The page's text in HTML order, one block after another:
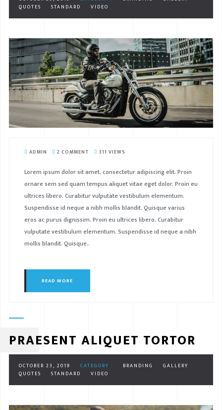
QUOTES
STANDARD VIDEO
ADMIN 2 COMMENT 311 VIEWS
Lorem ipsum dolor sit amet, consectetur adipiscing elit. Proin
ornare sem sed quam tempus aliquet vitae eget dolor. Proin eu
ultrices libero. Curabitur vulputate vestibulum elementum.
Suspendisse id neque a nibh mollis blandit. Quisque varius
eros ac purus dignissim. Proin eu ultrices libero. Curabitur
vulputate vestibulum elementum. Suspendisse id neque a nibh
mollis blandit. Quisque..
READ MORE
PRAESENT ALIQUET TORTOR
OCTOBER 23, 2019 CATEGORY : BRANDING
GALLERY
QUOTES
STANDARD VIDEO